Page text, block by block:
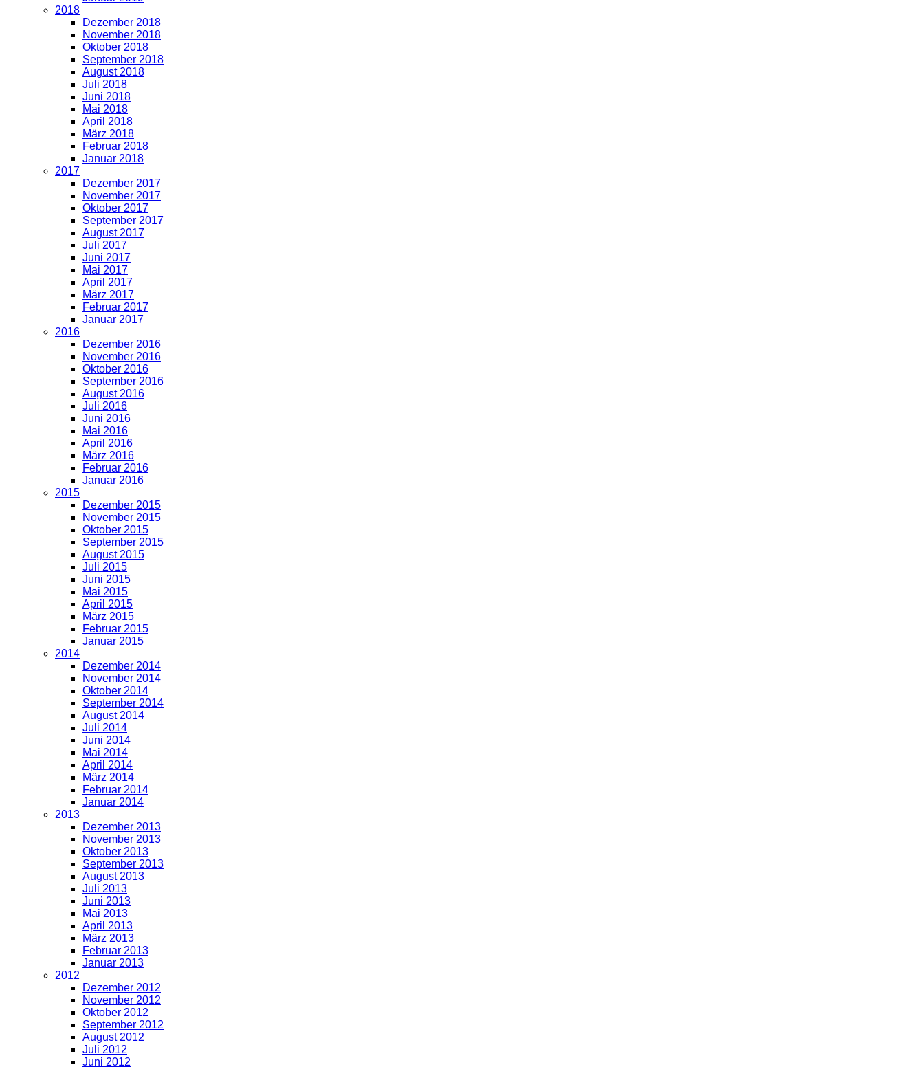
2018
Dezember 2018
November 2018
Oktober 2018
September 2018
August 2018
Juli 2018
Juni 2018
Mai 2018
April 2018
März 2018
Februar 2018
Januar 2018
2017
Dezember 2017
November 2017
Oktober 2017
September 2017
August 2017
Juli 2017
Juni 2017
Mai 2017
April 2017
März 2017
Februar 2017
Januar 2017
2016
Dezember 2016
November 2016
Oktober 2016
September 2016
August 2016
Juli 2016
Juni 2016
Mai 2016
April 2016
März 2016
Februar 2016
Januar 2016
2015
Dezember 2015
November 2015
Oktober 2015
September 2015
August 2015
Juli 2015
Juni 2015
Mai 2015
April 2015
März 2015
Februar 2015
Januar 2015
2014
Dezember 2014
November 2014
Oktober 2014
September 2014
August 2014
Juli 2014
Juni 2014
Mai 2014
April 2014
März 2014
Februar 2014
Januar 2014
2013
Dezember 2013
November 2013
Oktober 2013
September 2013
August 2013
Juli 2013
Juni 2013
Mai 2013
April 2013
März 2013
Februar 2013
Januar 2013
2012
Dezember 2012
November 2012
Oktober 2012
September 2012
August 2012
Juli 2012
Juni 2012